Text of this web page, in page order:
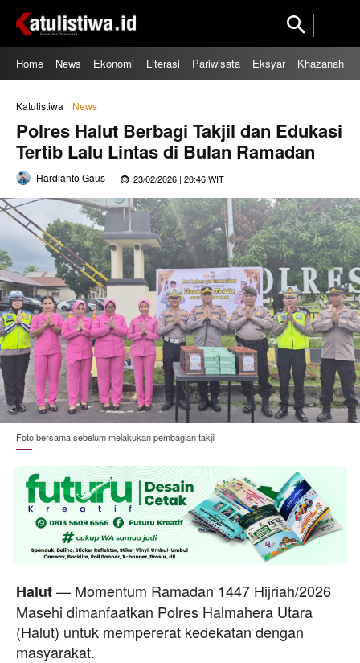
Home News Ekonomi Literasi Pariwisata Eksyar Khazanah
Katulistiwa | News
Polres Halut Berbagi Takjil dan Edukasi
Tertib Lalu Lintas di Bulan Ramadan
Hardianto Gaus 23/02/2026 | 20:46 WIT
Foto bersama sebelum melakukan pembagian takjil
Halut— Momentum Ramadan 1447 Hijriah/2026
Masehi dimanfaatkan Polres Halmahera Utara
(Halut) untuk mempererat kedekatan dengan
masyarakat.